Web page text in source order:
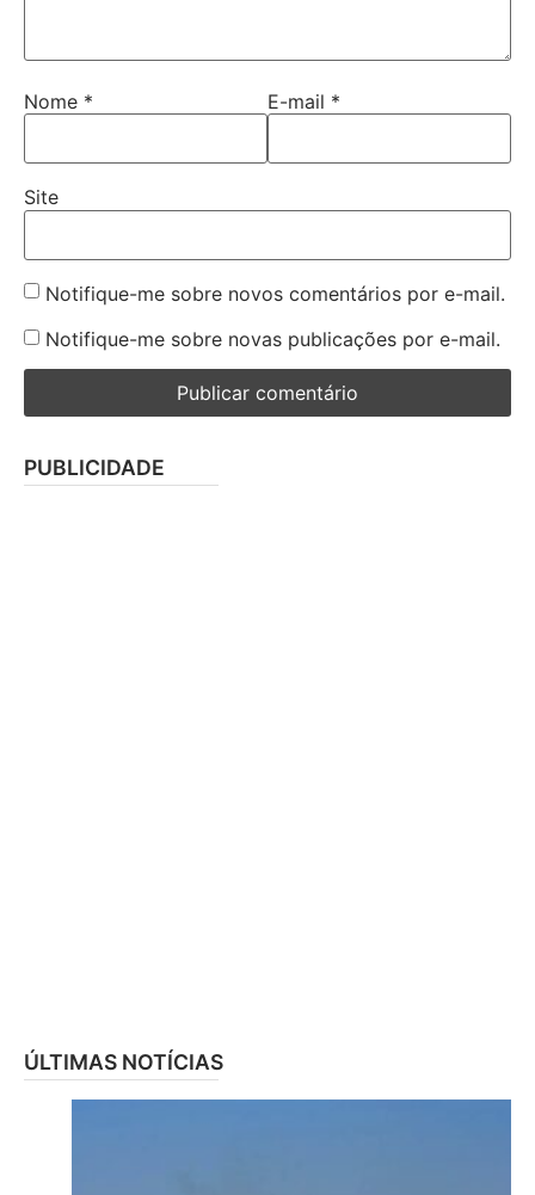
Nome * E-mail *
Site
Notifique-me sobre novos comentários por e-mail.
Notifique-me sobre novas publicações por e-mail.
PUBLICIDADE
ÚLTIMAS NOTÍCIAS